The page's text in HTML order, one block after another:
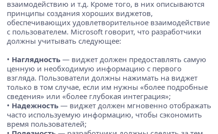
взаимодействию и т.д. Кроме того, в них описываются
принципы создания хороших виджетов,
обеспечивающих удовлетворительное взаимодействие
с пользователем. Microsoft говорит, что разработчики
должны учитывать следующее:
• Наглядность — виджет должен предоставлять самую
ценную и необходимую информацию с первого
взгляда. Пользователи должны нажимать на виджет
только в том случае, если им нужны «более подробные
сведения» или «более глубокая интеграция»;
• Надежность — виджет должен мгновенно отображать
часто используемую информацию, чтобы сэкономить
время пользователей;